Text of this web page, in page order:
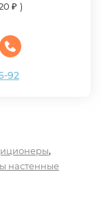
₽ )
92
,
настенные